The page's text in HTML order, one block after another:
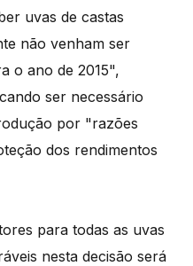
uvas de castas
não venham ser
o ano de 2015",
ser necessário
por "razões
dos rendimentos
para todas as uvas
nesta decisão será